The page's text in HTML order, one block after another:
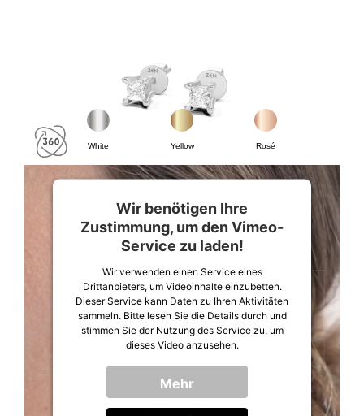
White Rosé
Yellow
Wir benötigen Ihre
Zustimmung, um den Vimeo-
Service zu laden!
Wir verwenden einen Service eines
Drittanbieters, um Videoinhalte einzubetten.
Dieser Service kann Daten zu Ihren Aktivitäten
sammeln. Bitte lesen Sie die Details durch und
stimmen Sie der Nutzung des Service zu, um
dieses Video anzusehen.
Mehr
Informationen